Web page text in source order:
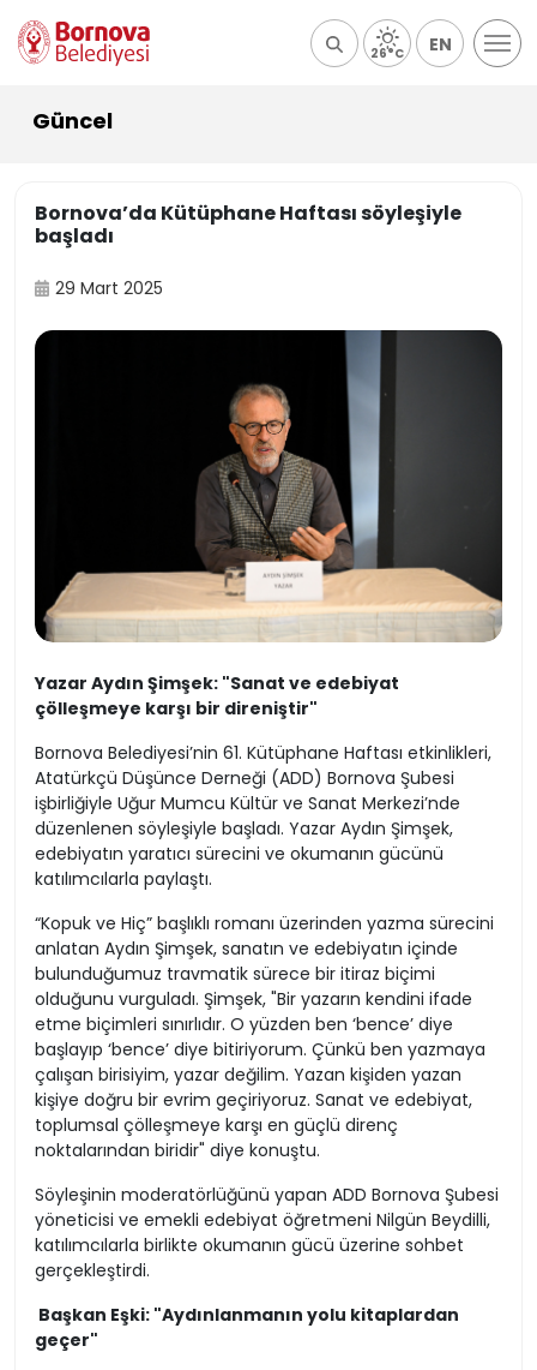
26°C EN
Güncel
Bornova’da Kütüphane Haftası söyleşiyle
başladı
29 Mart 2025
Yazar Aydın Şimşek: "Sanat ve edebiyat
çölleşmeye karşı bir direniştir"
Bornova Belediyesi’nin 61. Kütüphane Haftası etkinlikleri,
Atatürkçü Düşünce Derneği (ADD) Bornova Şubesi
işbirliğiyle Uğur Mumcu Kültür ve Sanat Merkezi’nde
düzenlenen söyleşiyle başladı. Yazar Aydın Şimşek,
edebiyatın yaratıcı sürecini ve okumanın gücünü
katılımcılarla paylaştı.
“Kopuk ve Hiç” başlıklı romanı üzerinden yazma sürecini
anlatan Aydın Şimşek, sanatın ve edebiyatın içinde
bulunduğumuz travmatik sürece bir itiraz biçimi
olduğunu vurguladı. Şimşek, "Bir yazarın kendini ifade
etme biçimleri sınırlıdır. O yüzden ben ‘bence’ diye
başlayıp ‘bence’ diye bitiriyorum. Çünkü ben yazmaya
çalışan birisiyim, yazar değilim. Yazan kişiden yazan
kişiye doğru bir evrim geçiriyoruz. Sanat ve edebiyat,
toplumsal çölleşmeye karşı en güçlü direnç
noktalarından biridir" diye konuştu.
Söyleşinin moderatörlüğünü yapan ADD Bornova Şubesi
yöneticisi ve emekli edebiyat öğretmeni Nilgün Beydilli,
katılımcılarla birlikte okumanın gücü üzerine sohbet
gerçekleştirdi.
Başkan Eşki: "Aydınlanmanın yolu kitaplardan
geçer"